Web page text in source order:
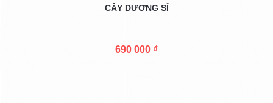
CÂY DƯƠNG SỈ
690 000 ₫